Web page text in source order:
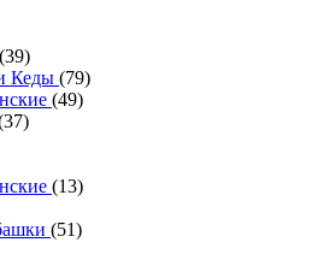
(39)
Кеды (79)
(49)
(13)
(51)